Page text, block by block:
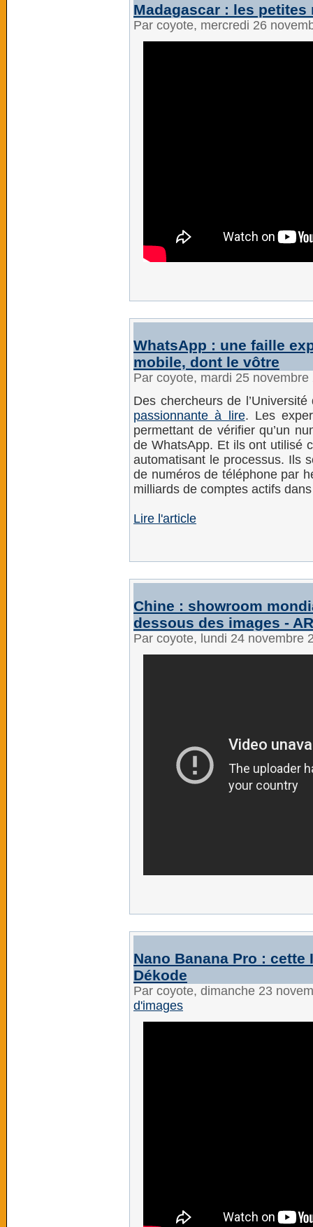
Madagascar : les petites
Par coyote, mercredi 26
WhatsApp : une faille
mobile, dont le vôtre
Par coyote, mardi 25
Des chercheurs de
passionnante à lire. Les
permettant de vérifier qu’un
de WhatsApp. Et ils ont utilisé
automatisant le processus. Ils
de numéros de téléphone par
milliards de comptes actifs
Lire l'article
Chine : showroom
dessous des images -
Par coyote, lundi 24 novembre
Nano Banana Pro : cette
Dékode
Par coyote, dimanche 23
d'images